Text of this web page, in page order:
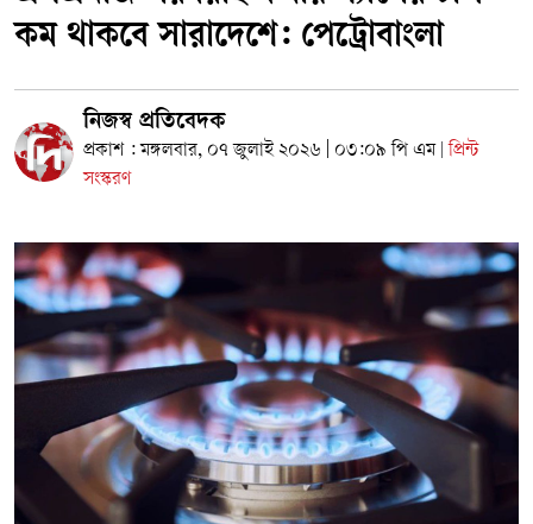
কম থাকবে সারাদেশে: পেট্রোবাংলা
নিজস্ব প্রতিবেদক
প্রকাশ : মঙ্গলবার, ০৭ জুলাই ২০২৬ | ০৩:০৯ পি এম
প্রিন্ট
সংস্করণ